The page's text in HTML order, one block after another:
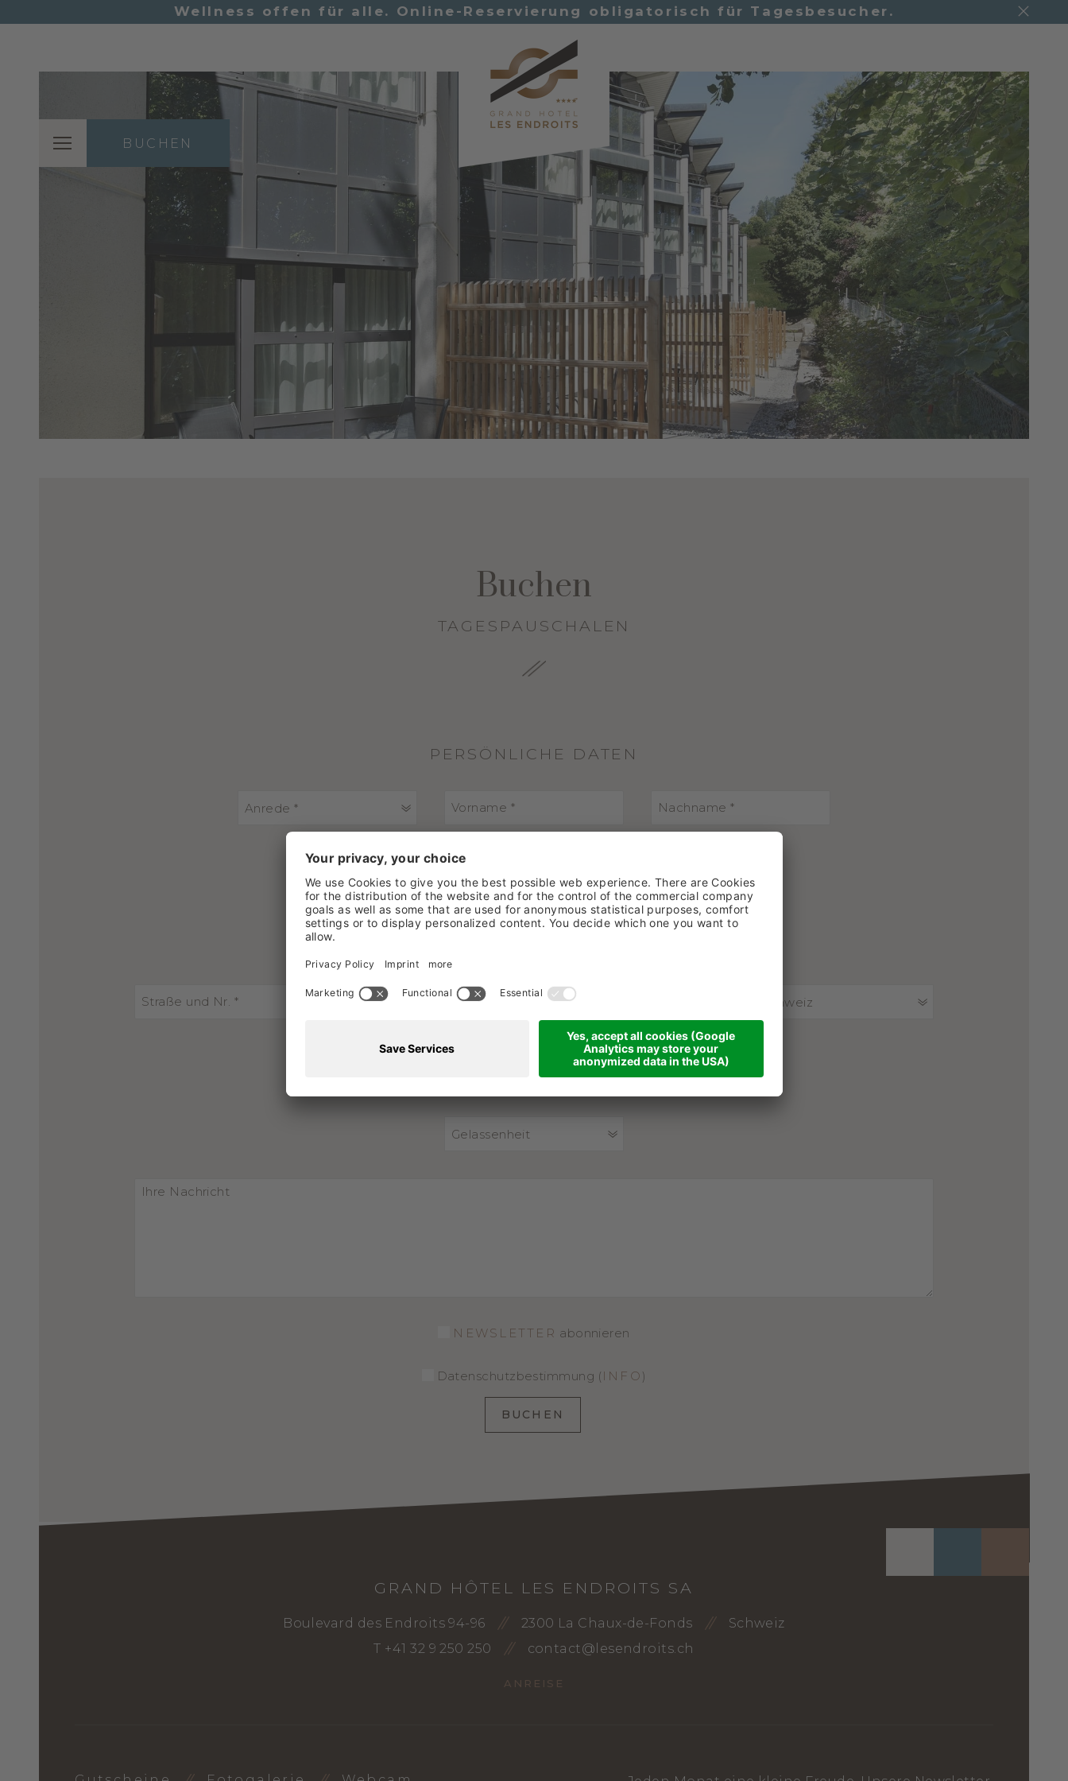
Wellness offen für alle. Online-Reservierung obligatorisch für Tagesbesucher.
BUCHEN
Buchen
TAGESPAUSCHALEN
PERSÖNLICHE DATEN
Anrede *
Schweiz
PAKET
Gelassenheit
NEWSLETTER abonnieren
Datenschutzbestimmung ( INFO )
BUCHEN
GRAND HÔTEL LES ENDROITS SA
Boulevard des Endroits 94-96 2300 La Chaux-de-Fonds
Schweiz
T +41 32 9 250 250
contact@lesendroits.ch
ANREISE